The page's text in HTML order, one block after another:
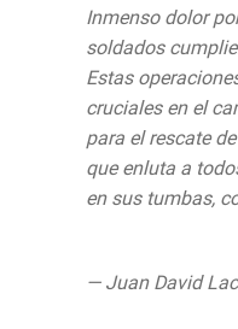
Inmenso dolor
soldados
Estas
cruciales en el
para el rescate
que enluta a
en sus tumbas,
— Juan David